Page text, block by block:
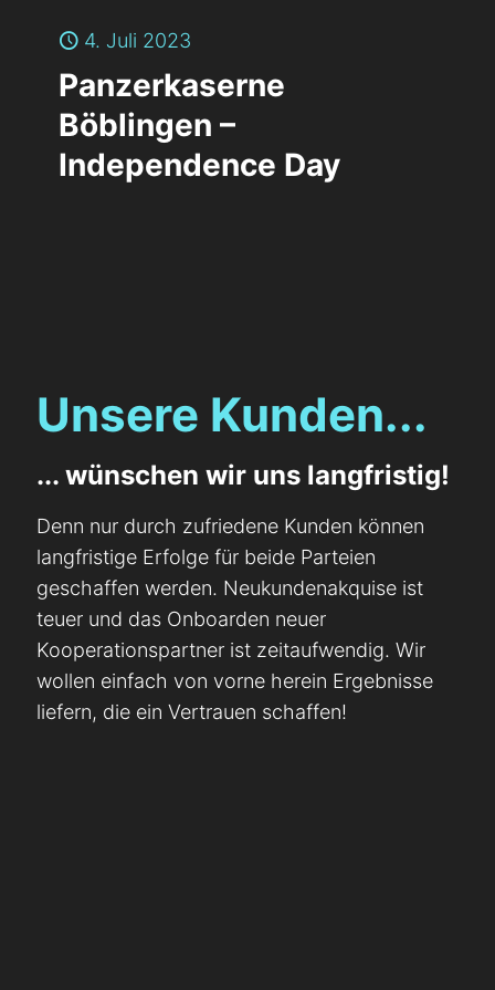
4. Juli 2023
Panzerkaserne
Böblingen –
Independence Day
Unsere Kunden...
... wünschen wir uns langfristig!
Denn nur durch zufriedene Kunden können
langfristige Erfolge für beide Parteien
geschaffen werden. Neukundenakquise ist
teuer und das Onboarden neuer
Kooperationspartner ist zeitaufwendig. Wir
wollen einfach von vorne herein Ergebnisse
liefern, die ein Vertrauen schaffen!